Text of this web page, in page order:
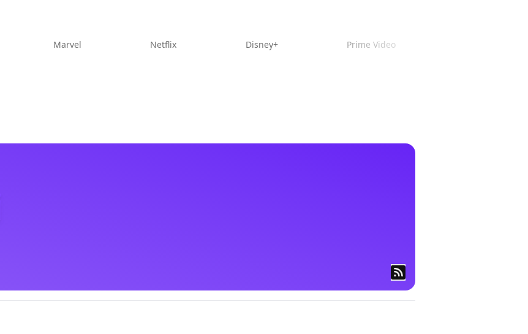
Marvel Netflix Disney+ Prime Video